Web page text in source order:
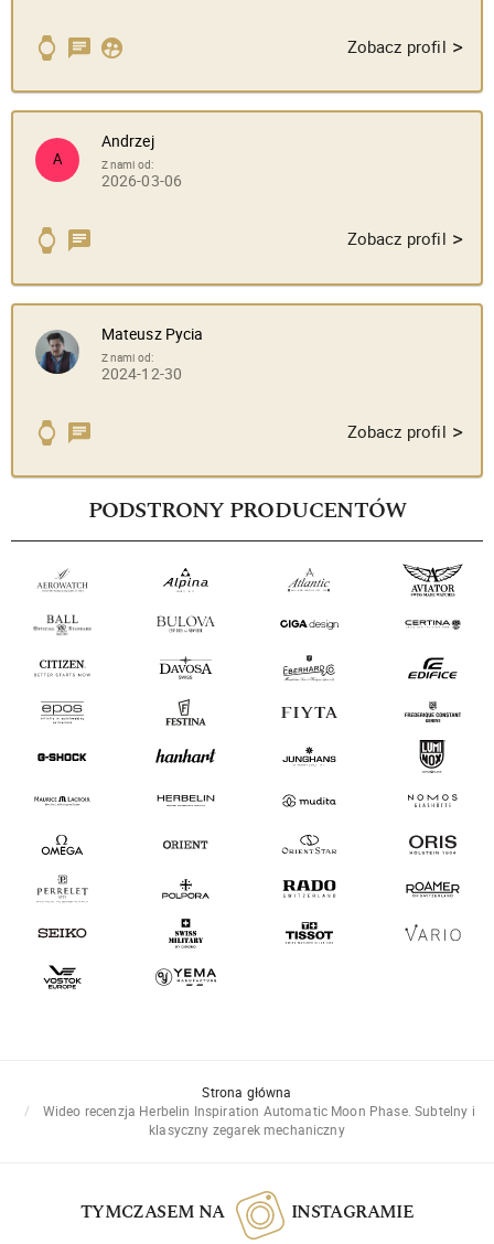
Zobacz profil >
A
Andrzej
Z nami od:
2026-03-06
Zobacz profil >
Mateusz Pycia
Z nami od:
2024-12-30
Zobacz profil >
PODSTRONY PRODUCENTÓW
Strona główna
Wideo recenzja Herbelin Inspiration Automatic Moon Phase. Subtelny i
klasyczny zegarek mechaniczny
TYMCZASEM NA INSTAGRAMIE